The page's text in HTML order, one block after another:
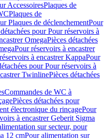
AccessoiresPlaques de
Plaques de
Plaques de déclenchementPour
pour Pour réservoirs à
OmegaPièces détachées
Pour réservoirs à encastrer
à encastrer KappaPour
pour Pour réservoirs à
TwinlinePièces détachées
Commandes de WC à
Pièces détachées pour
électronique du rinçagePour
à encastrer Geberit Sigma
sur secteur, pour
12 cmPour alimentation sur